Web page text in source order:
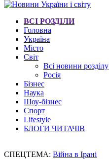
ВСІ РОЗДІЛИ
Головна
Україна
Місто
Світ
Всі новини розділу
Росія
Бізнес
Наука
Шоу-бізнес
Спорт
Lifestyle
БЛОГИ ЧИТАЧІВ
СПЕЦТЕМА: Війна в Ірані